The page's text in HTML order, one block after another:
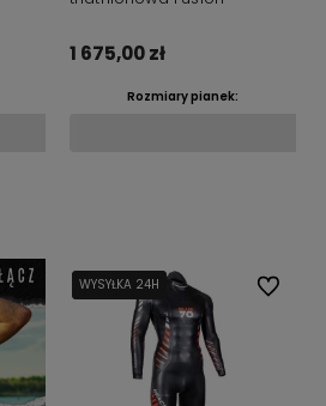
1 675,00 zł
Rozmiary pianek:
WYSYŁKA 24H
WYSYŁKA 24H Do